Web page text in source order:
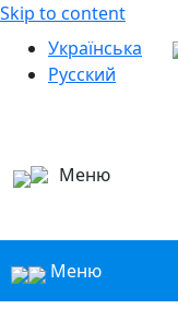
Skip to content
Українська
Русский
Меню
Меню